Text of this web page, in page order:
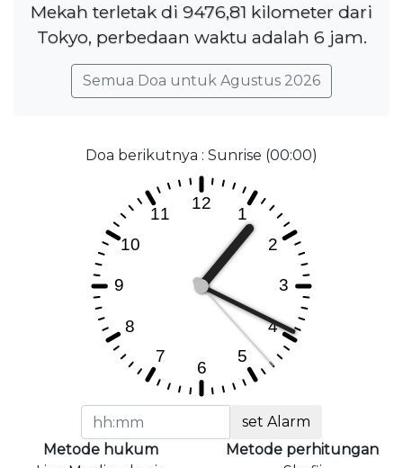
Mekah terletak di 9476,81 kilometer dari
Tokyo, perbedaan waktu adalah 6 jam.
Semua Doa untuk Agustus 2026
Doa berikutnya : Sunrise (00:00)
set Alarm
Metode hukum
Metode perhitungan